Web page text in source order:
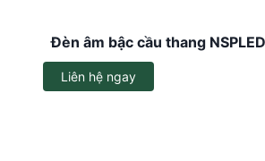
Đèn âm bậc cầu thang
Liên hệ ngay